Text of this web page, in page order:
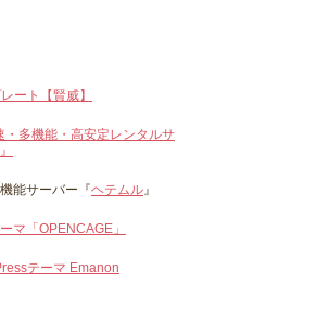
ート【賢威】
・多機能・高安定レンタルサ
能サーバー『ヘテムル』
マ「OPENCAGE」
テーマ Emanon